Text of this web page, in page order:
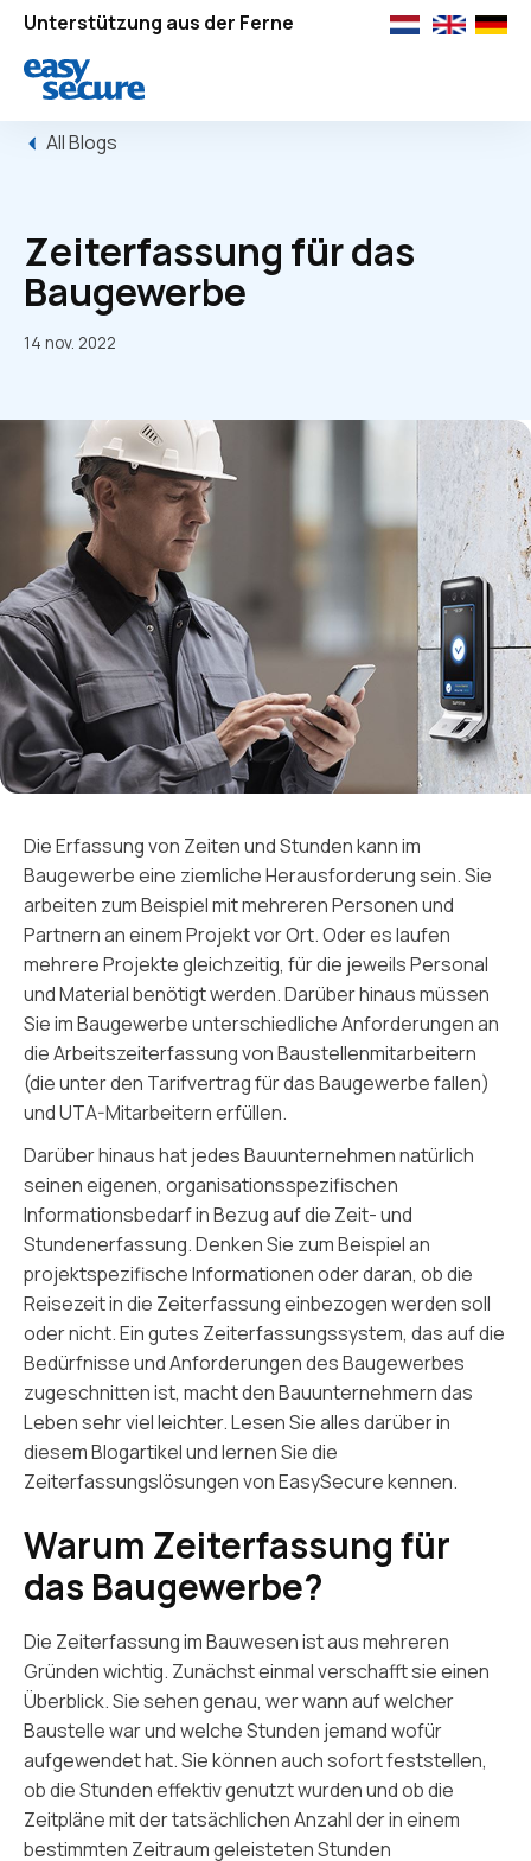
Unterstützung aus der Ferne
All Blogs
Zeiterfassung für das
Baugewerbe
14 nov. 2022
Die Erfassung von Zeiten und Stunden kann im
Baugewerbe eine ziemliche Herausforderung sein. Sie
arbeiten zum Beispiel mit mehreren Personen und
Partnern an einem Projekt vor Ort. Oder es laufen
mehrere Projekte gleichzeitig, für die jeweils Personal
und Material benötigt werden. Darüber hinaus müssen
Sie im Baugewerbe unterschiedliche Anforderungen an
die Arbeitszeiterfassung von Baustellenmitarbeitern
(die unter den Tarifvertrag für das Baugewerbe fallen)
und UTA-Mitarbeitern erfüllen.
Darüber hinaus hat jedes Bauunternehmen natürlich
seinen eigenen, organisationsspezifischen
Informationsbedarf in Bezug auf die Zeit- und
Stundenerfassung. Denken Sie zum Beispiel an
projektspezifische Informationen oder daran, ob die
Reisezeit in die Zeiterfassung einbezogen werden soll
oder nicht. Ein gutes Zeiterfassungssystem, das auf die
Bedürfnisse und Anforderungen des Baugewerbes
zugeschnitten ist, macht den Bauunternehmern das
Leben sehr viel leichter. Lesen Sie alles darüber in
diesem Blogartikel und lernen Sie die
Zeiterfassungslösungen von EasySecure kennen.
Warum Zeiterfassung für
das Baugewerbe?
Die Zeiterfassung im Bauwesen ist aus mehreren
Gründen wichtig. Zunächst einmal verschafft sie einen
Überblick. Sie sehen genau, wer wann auf welcher
Baustelle war und welche Stunden jemand wofür
aufgewendet hat. Sie können auch sofort feststellen,
ob die Stunden effektiv genutzt wurden und ob die
Zeitpläne mit der tatsächlichen Anzahl der in einem
bestimmten Zeitraum geleisteten Stunden